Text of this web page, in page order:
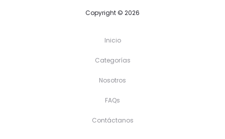
Copyright © 2026
Inicio
Categorías
Nosotros
FAQs
Contáctanos